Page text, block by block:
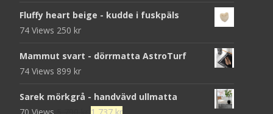
Fluffy heart beige - kudde i fuskpäls
74 Views 250 kr
Mammut svart - dörrmatta AstroTurf
74 Views 899 kr
Sarek mörkgrå - handvävd ullmatta
70 Views
Det
1 737 krDet